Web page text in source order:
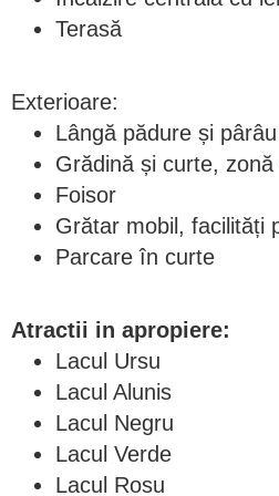
Terasă
Exterioare:
Lângă pădure și pârâu
Grădină și curte,
Foisor
Grătar mobil, facilități
Parcare în curte
Atractii in apropiere:
Lacul Ursu
Lacul Alunis
Lacul Negru
Lacul Verde
Lacul Rosu